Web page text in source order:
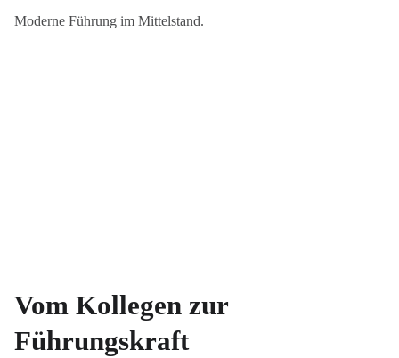
Moderne Führung im Mittelstand.
Vom Kollegen zur
Führungskraft